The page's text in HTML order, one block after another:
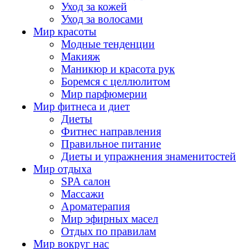
Уход за кожей
Уход за волосами
Мир красоты
Модные тенденции
Макияж
Маникюр и красота рук
Боремся с целлюлитом
Мир парфюмерии
Мир фитнеса и диет
Диеты
Фитнес направления
Правильное питание
Диеты и упражнения знаменитостей
Мир отдыха
SPA салон
Массажи
Ароматерапия
Мир эфирных масел
Отдых по правилам
Мир вокруг нас